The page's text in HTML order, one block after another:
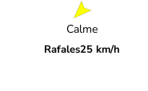
Calme
Rafales25 km/h